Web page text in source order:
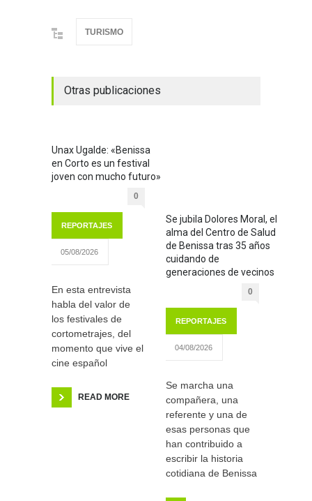
TURISMO
Otras publicaciones
Unax Ugalde: «Benissa
en Corto es un festival
joven con mucho futuro»
0
REPORTAJES
05/08/2026
En esta entrevista
habla del valor de
los festivales de
cortometrajes, del
momento que vive el
cine español
READ MORE
Se jubila Dolores Moral, el
alma del Centro de Salud
de Benissa tras 35 años
cuidando de
generaciones de vecinos
0
REPORTAJES
04/08/2026
Se marcha una
compañera, una
referente y una de
esas personas que
han contribuido a
escribir la historia
cotidiana de Benissa